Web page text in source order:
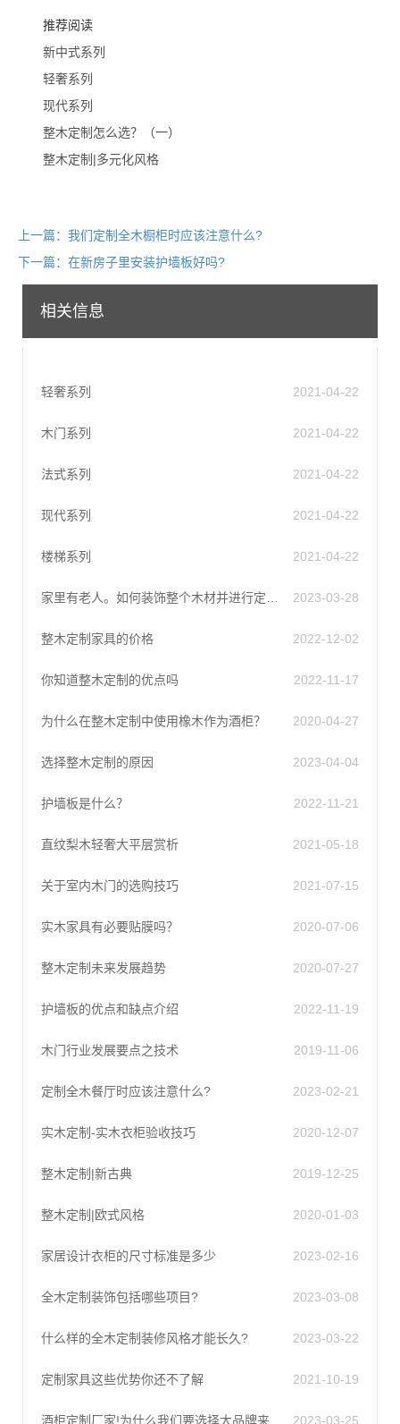
推荐阅读
新中式系列
轻奢系列
现代系列
整木定制怎么选？（一）
整木定制|多元化风格
上一篇：我们定制全木橱柜时应该注意什么?
下一篇：在新房子里安装护墙板好吗?
相关信息
轻奢系列 2021-04-22
木门系列 2021-04-22
法式系列 2021-04-22
现代系列 2021-04-22
楼梯系列 2021-04-22
家里有老人。如何装饰整个木材并进行定制? 2023-03-28
整木定制家具的价格 2022-12-02
你知道整木定制的优点吗 2022-11-17
为什么在整木定制中使用橡木作为酒柜？ 2020-04-27
选择整木定制的原因 2023-04-04
护墙板是什么？ 2022-11-21
直纹梨木轻奢大平层赏析 2021-05-18
关于室内木门的选购技巧 2021-07-15
实木家具有必要贴膜吗？ 2020-07-06
整木定制未来发展趋势 2020-07-27
护墙板的优点和缺点介绍 2022-11-19
木门行业发展要点之技术 2019-11-06
定制全木餐厅时应该注意什么? 2023-02-21
实木定制-实木衣柜验收技巧 2020-12-07
整木定制|新古典 2019-12-25
整木定制|欧式风格 2020-01-03
家居设计衣柜的尺寸标准是多少 2023-02-16
全木定制装饰包括哪些项目? 2023-03-08
什么样的全木定制装修风格才能长久? 2023-03-22
定制家具这些优势你还不了解 2021-10-19
2023-03-25